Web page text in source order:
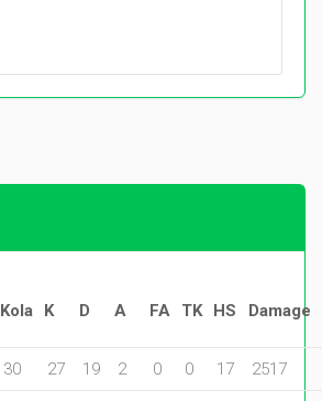
Kola K D A FA TK HS Damage
30 27 19 2 0 0 17 2517